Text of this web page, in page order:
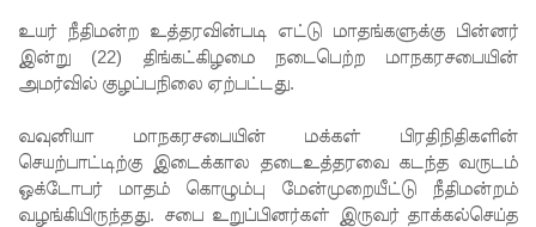
நாடு
தழுவிய
சோதனை
களில்
தரமற்ற
உயர் நீதிமன்ற உத்தரவின்படி எட்டு மாதங்களுக்கு பின்னர்
இன்று (22) திங்கட்கிழமை நடைபெற்ற மாநகரசபையின்
அமர்வில் குழப்பநிலை ஏற்பட்டது.
வவுனியா மாநகரசபையின் மக்கள் பிரதிநிதிகளின்
செயற்பாட்டிற்கு இடைக்கால தடைஉத்தரவை கடந்த வருடம்
ஒக்டோபர் மாதம் கொழும்பு மேன்முறையீட்டு நீதிமன்றம்
வழங்கியிருந்தது. சபை உறுப்பினர்கள் இருவர் தாக்கல்செய்த